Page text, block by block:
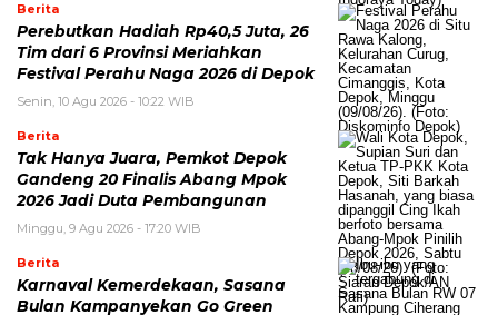
Berita
Perebutkan Hadiah Rp40,5 Juta, 26
Tim dari 6 Provinsi Meriahkan
Festival Perahu Naga 2026 di Depok
Senin, 10 Agu 2026 - 10:22 WIB
Berita
Tak Hanya Juara, Pemkot Depok
Gandeng 20 Finalis Abang Mpok
2026 Jadi Duta Pembangunan
Minggu, 9 Agu 2026 - 17:20 WIB
Berita
Karnaval Kemerdekaan, Sasana
Bulan Kampanyekan Go Green